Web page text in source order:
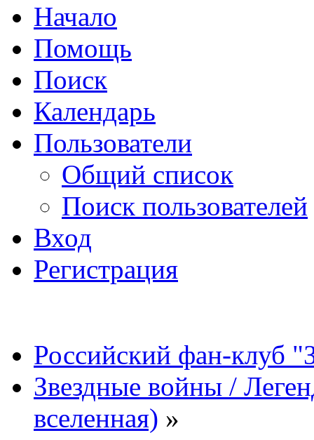
Начало
Помощь
Поиск
Календарь
Пользователи
Общий список
Поиск пользователей
Вход
Регистрация
Российский фан-клуб
Звездные войны /
вселенная) »